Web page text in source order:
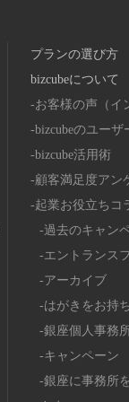
プランの選び方
bizcubeについて
お客様の声（イ
bizcubeのユーザ
bizcube活用術
顧客満足度アン
起業お役立ちコ
過去のキャン
エントランス
アーカイブ
はがきをお持
銀座個人事務
キャンペーン
銀座に事務所